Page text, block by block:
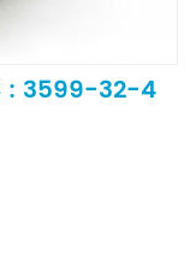
: 3599-32-4